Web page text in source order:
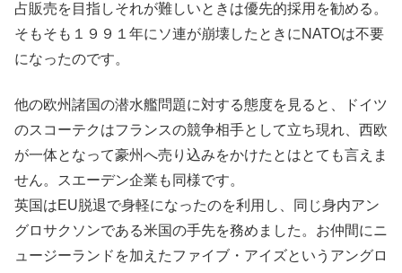
占販売を目指しそれが難しいときは優先的採用を勧める。
そもそも１９９１年にソ連が崩壊したときにNATOは不要
になったのです。
他の欧州諸国の潜水艦問題に対する態度を見ると、ドイツ
のスコーテクはフランスの競争相手として立ち現れ、西欧
が一体となって豪州へ売り込みをかけたとはとても言えま
せん。スエーデン企業も同様です。
英国はEU脱退で身軽になったのを利用し、同じ身内アン
グロサクソンである米国の手先を務めました。お仲間にニ
ュージーランドを加えたファイブ・アイズというアングロ